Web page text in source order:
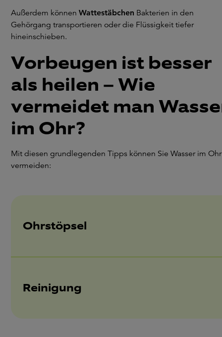
Außerdem können Wattestäbchen Bakterien in den
Gehörgang transportieren oder die Flüssigkeit tiefer
hineinschieben.
Vorbeugen ist besser
als heilen – Wie
vermeidet man
im Ohr?
Mit diesen grundlegenden Tipps können Sie Wasser im Ohr
vermeiden:
Ohrstöpsel
Reinigung